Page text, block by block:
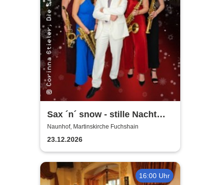
Sax ´n´ snow - stille Nacht
war gestern
Naunhof, Martinskirche Fuchshain
23.12.2026
16:00 Uhr